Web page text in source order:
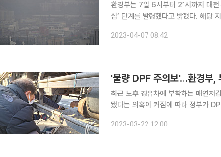
환경부는 7일 6시부터 21시까지 대전
심’ 단계를 발령했다고 밝혔다. 해당 지역의 고농도 상황은 전일 잔류한 미세먼지에 국외에서 유입
(대전‧광주‧전남)가 발령되고 7일도
2023-04-07 08:42
'불량 DPF 주의보'…환경부,
최근 노후 경유차에 부착하는 매연
됐다는 의혹이 커짐에 따라 정부가
매연을 청소하는 클리닝 과정에서 최
2023-03-22 12:00